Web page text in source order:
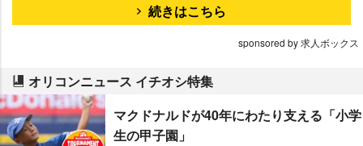
続きはこちら
sponsored by 求人ボックス
オリコンニュース イチオシ特集
マクドナルドが40年にわたり支える「小学
生の甲子園」